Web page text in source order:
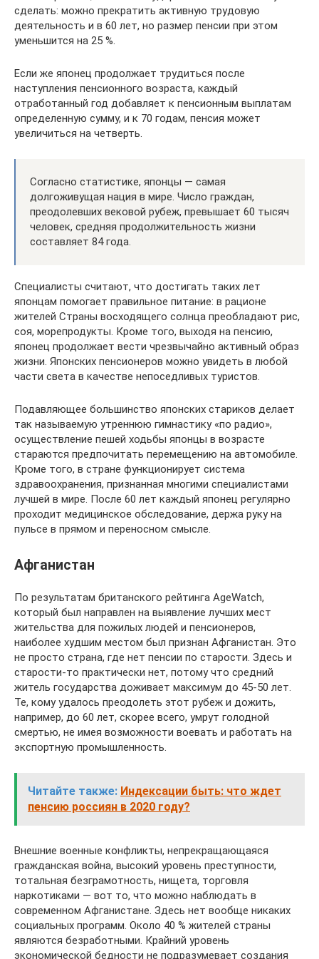
сделать: можно прекратить активную трудовую
деятельность и в 60 лет, но размер пенсии при этом
уменьшится на 25 %.
Если же японец продолжает трудиться после
наступления пенсионного возраста, каждый
отработанный год добавляет к пенсионным выплатам
определенную сумму, и к 70 годам, пенсия может
увеличиться на четверть.
Согласно статистике, японцы — самая
долгоживущая нация в мире. Число граждан,
преодолевших вековой рубеж, превышает 60 тысяч
человек, средняя продолжительность жизни
составляет 84 года.
Специалисты считают, что достигать таких лет
японцам помогает правильное питание: в рационе
жителей Страны восходящего солнца преобладают рис,
соя, морепродукты. Кроме того, выходя на пенсию,
японец продолжает вести чрезвычайно активный образ
жизни. Японских пенсионеров можно увидеть в любой
части света в качестве непоседливых туристов.
Подавляющее большинство японских стариков делает
так называемую утреннюю гимнастику «по радио»,
осуществление пешей ходьбы японцы в возрасте
стараются предпочитать перемещению на автомобиле.
Кроме того, в стране функционирует система
здравоохранения, признанная многими специалистами
лучшей в мире. После 60 лет каждый японец регулярно
проходит медицинское обследование, держа руку на
пульсе в прямом и переносном смысле.
Афганистан
По результатам британского рейтинга AgeWatch,
который был направлен на выявление лучших мест
жительства для пожилых людей и пенсионеров,
наиболее худшим местом был признан Афганистан. Это
не просто страна, где нет пенсии по старости. Здесь и
старости-то практически нет, потому что средний
житель государства доживает максимум до 45-50 лет.
Те, кому удалось преодолеть этот рубеж и дожить,
например, до 60 лет, скорее всего, умрут голодной
смертью, не имея возможности воевать и работать на
экспортную промышленность.
Читайте также: Индексации быть: что ждет
пенсию россиян в 2020 году?
Внешние военные конфликты, непрекращающаяся
гражданская война, высокий уровень преступности,
тотальная безграмотность, нищета, торговля
наркотиками — вот то, что можно наблюдать в
современном Афганистане. Здесь нет вообще никаких
социальных программ. Около 40 % жителей страны
являются безработными. Крайний уровень
экономической бедности не подразумевает создания